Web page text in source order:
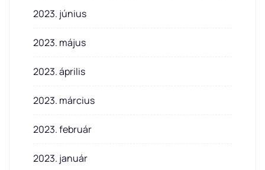
2023. június
2023. május
2023. április
2023. március
2023. február
2023. január